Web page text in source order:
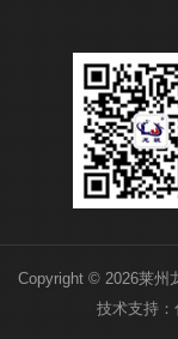
Copyright © 2026莱州
技术支持：